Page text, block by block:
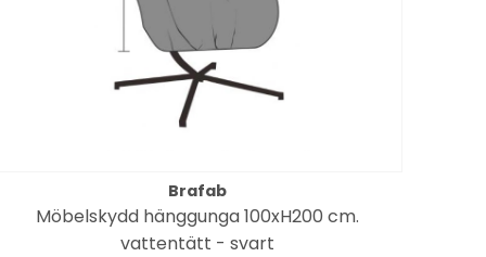
Brafab
Möbelskydd hänggunga 100xH200 cm.
vattentätt - svart